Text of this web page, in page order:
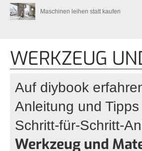
Maschinen leihen statt kaufen
WERKZEUG
Auf diybook
Anleitung und
Schritt-für-Schritt-
Werkzeug und